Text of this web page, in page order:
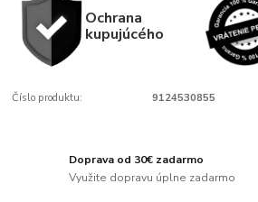
Ochrana
kupujúcého
Číslo produktu: 9124530855
Doprava od 30€ zadarmo
Využite dopravu úplne zadarmo